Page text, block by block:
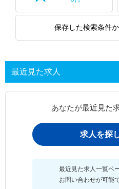
保存した検索条件
最近見た求人
あなたが最近見た
求人を探
最近見た求人一覧ペ
お問い合わせが可能で